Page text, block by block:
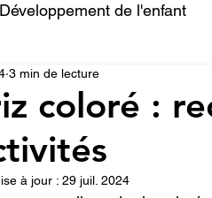
Développement de l'enfant
Activités enfant
coloré :
3 min de lecture
à jour : 29 juil. 2024